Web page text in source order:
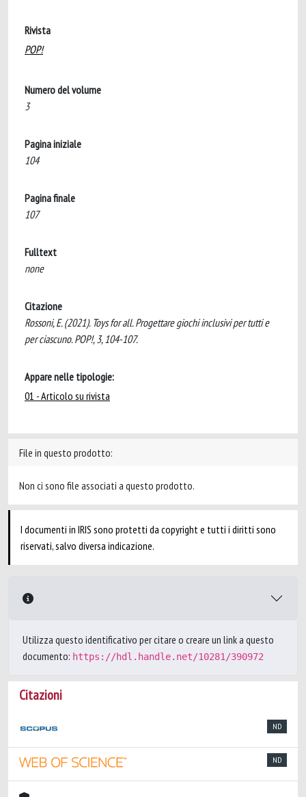
Rivista
POP!
Numero del volume
3
Pagina iniziale
104
Pagina finale
107
Fulltext
none
Citazione
Rossoni, E. (2021). Toys for all. Progettare giochi inclusivi per tutti e
per ciascuno. POP!, 3, 104-107.
Appare nelle tipologie:
01 - Articolo su rivista
File in questo prodotto:
Non ci sono file associati a questo prodotto.
I documenti in IRIS sono protetti da copyright e tutti i diritti sono
riservati, salvo diversa indicazione.
Utilizza questo identificativo per citare o creare un link a questo
documento: https://hdl.handle.net/10281/390972
Citazioni
ND
ND